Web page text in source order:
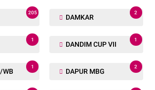
205
DAMKAR
2
1
DANDIM CUP VII
1
WB
1
DAPUR MBG
2